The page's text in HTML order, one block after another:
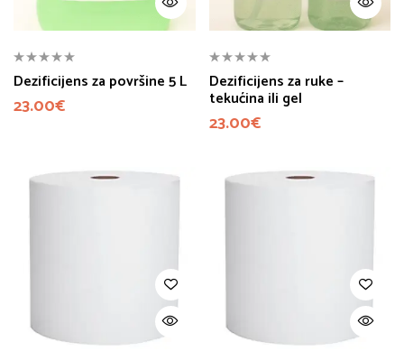
Dezificijens za površine 5 L
23.00€
Dezificijens za ruke –
tekućina ili gel
23.00€